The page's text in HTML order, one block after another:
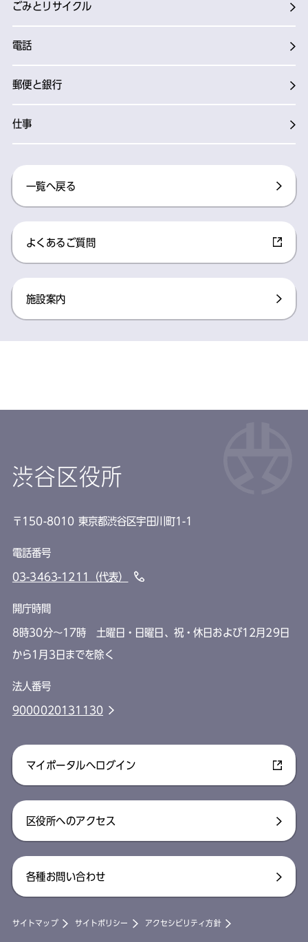
ごみとリサイクル
電話
郵便と銀行
仕事
一覧へ戻る​
よくあるご質問​
施設案内​
渋谷区役所
〒150-8010 東京都渋谷区宇田川町1-1
電話番号
03-3463-1211（代表）
開庁時間
8時30分～17時 土曜日・日曜日、祝・休日および12月29日
から1月3日までを除く
法人番号
9000020131130
マイポータルへログイン
区役所へのアクセス
各種お問い合わせ
サイトマップ サイトポリシー アクセシビリティ方針